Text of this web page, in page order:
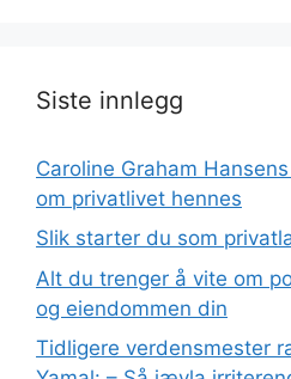
Siste innlegg
Caroline Graham
om privatlivet hennes
Slik starter du som
Alt du trenger å vite om
og eiendommen din
Tidligere verdensmester